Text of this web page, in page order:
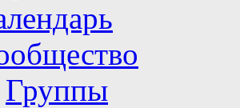
Группы